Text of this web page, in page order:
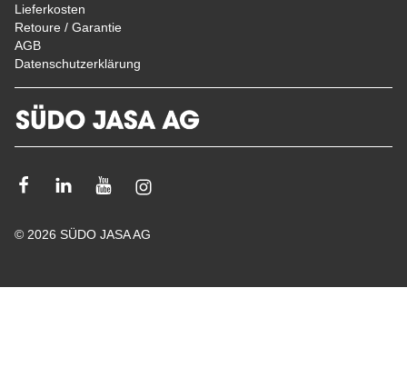
Lieferkosten
Retoure / Garantie
AGB
Datenschutzerklärung
FacebookLinkedinYoutubeInstagram
© 2026 SÜDO JASA AG